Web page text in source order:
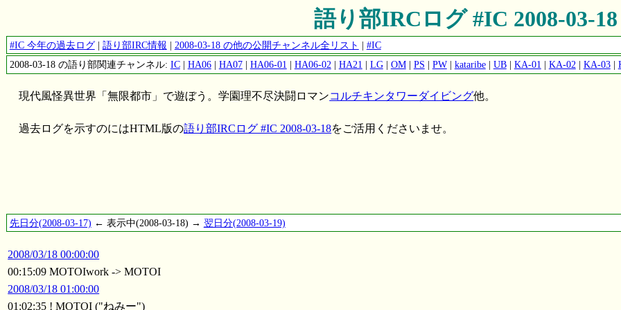
語り部IRCログ #IC 2008-03-18
#IC 今年の過去ログ| 語り部IRC情報 | 2008-03-18 の他の公開チャンネル全リスト | #IC
2008-03-18 の語り部関連チャンネル: IC| HA06| HA07| HA06-01 | HA06-02 | HA21 | LG| OM| PS | PW| kataribe| UB| KA-01 | KA-02 | KA-03|
現代風怪異世界「無限都市」で遊ぼう。学園理不尽決闘ロマンコルチキンタワーダイビング他。
過去ログを示すのにはHTML版の語り部IRCログ #IC 2008-03-18をご活用くださいませ。
先日分(2008-03-17) ← 表示中(2008-03-18) → 翌日分(2008-03-19)
2008/03/18 00:00:00
00:15:09 MOTOIwork -> MOTOI
2008/03/18 01:00:00
01:02:35 ! MOTOI ("ねみー")